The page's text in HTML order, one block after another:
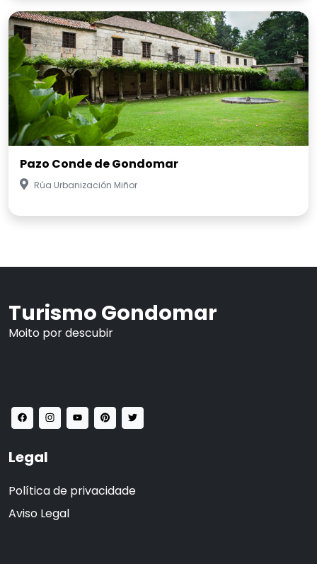
Pazo Conde de Gondomar
Rúa Urbanización Miñor
Turismo Gondomar
Moito por descubir
Legal
Política de privacidade
Aviso Legal